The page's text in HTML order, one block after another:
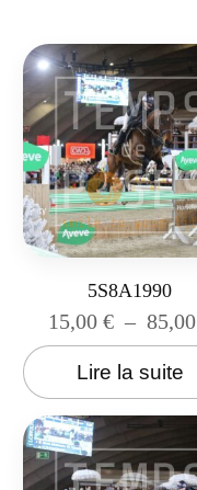
5S8A1990
15,00 € – 85,00
Lire la suite